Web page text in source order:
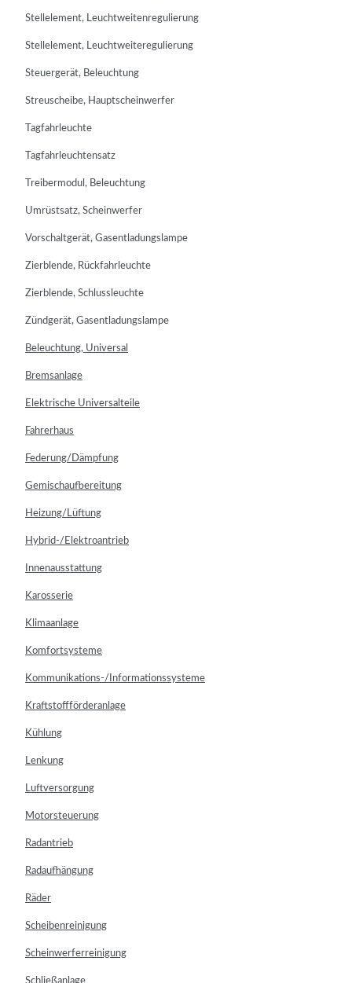
Stellelement, Leuchtweitenregulierung
Stellelement, Leuchtweiteregulierung
Steuergerät, Beleuchtung
Streuscheibe, Hauptscheinwerfer
Tagfahrleuchte
Tagfahrleuchtensatz
Treibermodul, Beleuchtung
Umrüstsatz, Scheinwerfer
Vorschaltgerät, Gasentladungslampe
Zierblende, Rückfahrleuchte
Zierblende, Schlussleuchte
Zündgerät, Gasentladungslampe
Beleuchtung, Universal
Bremsanlage
Elektrische Universalteile
Fahrerhaus
Federung/Dämpfung
Gemischaufbereitung
Heizung/Lüftung
Hybrid-/Elektroantrieb
Innenausstattung
Karosserie
Klimaanlage
Komfortsysteme
Kommunikations-/Informationssysteme
Kraftstoffförderanlage
Kühlung
Lenkung
Luftversorgung
Motorsteuerung
Radantrieb
Radaufhängung
Räder
Scheibenreinigung
Scheinwerferreinigung